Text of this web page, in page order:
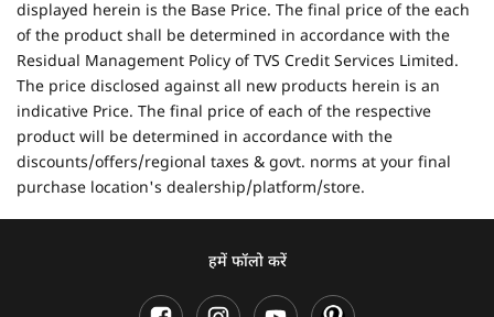
displayed herein is the Base Price. The final price of the each
of the product shall be determined in accordance with the
Residual Management Policy of TVS Credit Services Limited.
The price disclosed against all new products herein is an
indicative Price. The final price of each of the respective
product will be determined in accordance with the
discounts/offers/regional taxes & govt. norms at your final
purchase location's dealership/platform/store.
हमें फॉलो करें